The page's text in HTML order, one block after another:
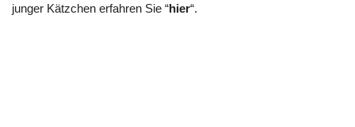
junger Kätzchen erfahren Sie “hier“.